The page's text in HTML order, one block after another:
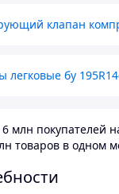
клапан
бу
покупателей
товаров в одном